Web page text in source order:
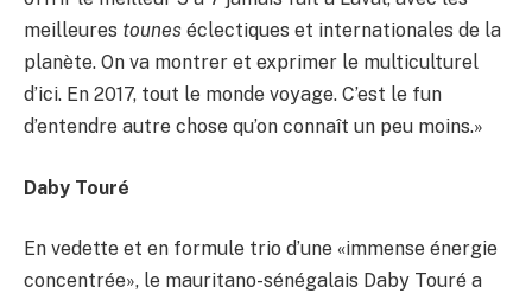
meilleures tounes éclectiques et internationales de la
planète. On va montrer et exprimer le multiculturel
d’ici. En 2017, tout le monde voyage. C’est le fun
d’entendre autre chose qu’on connaît un peu moins.»
Daby Touré
En vedette et en formule trio d’une «immense énergie
concentrée», le mauritano-sénégalais Daby Touré a